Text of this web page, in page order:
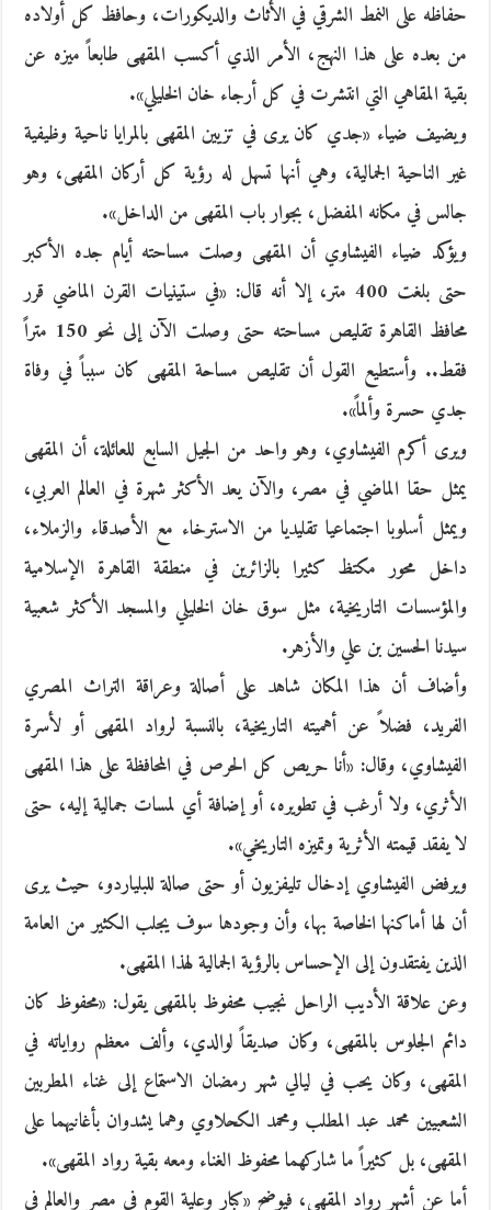
حفاظه على النمط الشرقي في الأثاث والديكورات، وحافظ كل أولاده
من بعده على هذا النهج، الأمر الذي أكسب المقهى طابعاً ميزه عن
بقية المقاهي التي انتشرت في كل أرجاء خان الخليلي».
ويضيف ضياء «جدي كان يرى في تزيين المقهى بالمرايا ناحية وظيفية
غير الناحية الجمالية، وهي أنها تسهل له رؤية كل أركان المقهى، وهو
جالس في مكانه المفضل، بجوار باب المقهى من الداخل».
ويؤكد ضياء الفيشاوي أن المقهى وصلت مساحته أيام جده الأكبر
حتى بلغت 400 متر، إلا أنه قال: «في ستينيات القرن الماضي قرر
محافظ القاهرة تقليص مساحته حتى وصلت الآن إلى نحو 150 متراً
فقط.. وأستطيع القول أن تقليص مساحة المقهى كان سبباً في وفاة
جدي حسرة وألماً».
ويرى أكرم الفيشاوي، وهو واحد من الجيل السابع للعائلة، أن المقهى
يمثل حقا الماضي في مصر، والآن يعد الأكثر شهرة في العالم العربي،
ويمثل أسلوبا اجتماعيا تقليديا من الاسترخاء مع الأصدقاء والزملاء،
داخل محور مكتظ كثيرا بالزائرين في منطقة القاهرة الإسلامية
والمؤسسات التاريخية، مثل سوق خان الخليلي والمسجد الأكثر شعبية
سيدنا الحسين بن علي والأزهر.
وأضاف أن هذا المكان شاهد على أصالة وعراقة التراث المصري
الفريد، فضلاً عن أهميته التاريخية، بالنسبة لرواد المقهى أو لأسرة
الفيشاوي، وقال: «أنا حريص كل الحرص في المحافظة على هذا المقهى
الأثري، ولا أرغب في تطويره، أو إضافة أي لمسات جمالية إليه، حتى
لا يفقد قيمته الأثرية وتميزه التاريخي».
ويرفض الفيشاوي إدخال تليفزيون أو حتى صالة للبلياردو، حيث يرى
أن لها أماكنها الخاصة بها، وأن وجودها سوف يجلب الكثير من العامة
الذين يفتقدون إلى الإحساس بالرؤية الجمالية لهذا المقهى.
وعن علاقة الأديب الراحل نجيب محفوظ بالمقهى يقول: «محفوظ كان
دائم الجلوس بالمقهى، وكان صديقاً لوالدي، وألف معظم رواياته في
المقهى، وكان يحب في ليالي شهر رمضان الاستماع إلى غناء المطربين
الشعبيين محمد عبد المطلب ومحمد الكحلاوي وهما يشدوان بأغانيهما على
المقهى، بل كثيراً ما شاركهما محفوظ الغناء ومعه بقية رواد المقهى».
أما عن أشهر رواد المقهى، فيوضح «كبار وعلية القوم في مصر والعالم في